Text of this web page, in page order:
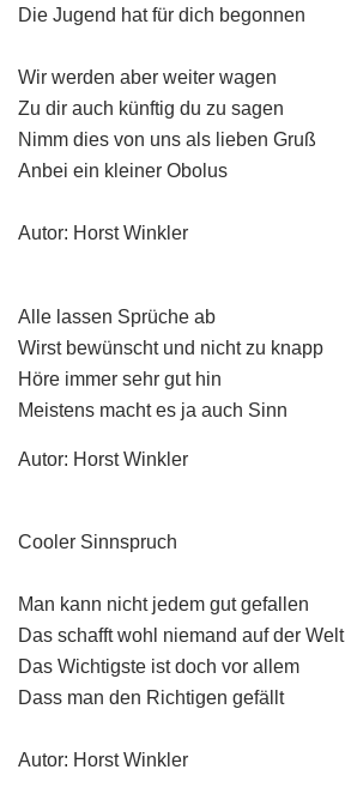
Die Jugend hat für dich begonnen
Wir werden aber weiter wagen
Zu dir auch künftig du zu sagen
Nimm dies von uns als lieben Gruß
Anbei ein kleiner Obolus
Autor: Horst Winkler
Alle lassen Sprüche ab
Wirst bewünscht und nicht zu knapp
Höre immer sehr gut hin
Meistens macht es ja auch Sinn
Autor: Horst Winkler
Cooler Sinnspruch
Man kann nicht jedem gut gefallen
Das schafft wohl niemand auf der Welt
Das Wichtigste ist doch vor allem
Dass man den Richtigen gefällt
Autor: Horst Winkler